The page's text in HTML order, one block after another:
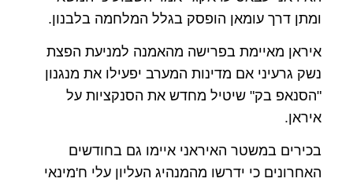
ומתן דרך עומאן הופסק בגלל המלחמה בלבנון.
איראן מאיימת בפרישה מהאמנה למניעת הפצת
נשק גרעיני אם מדינות המערב יפעילו את מנגנון
"הסנאפ בק" שיטיל מחדש את הסנקציות על
איראן.
בכירים במשטר האיראני איימו גם בחודשים
האחרונים כי ידרשו מהמנהיג העליון עלי ח'מינאי